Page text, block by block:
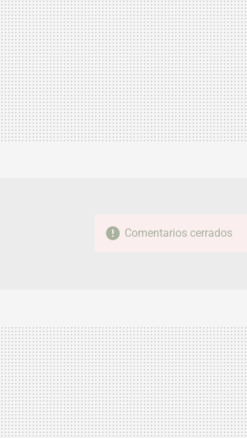
Comentarios cerrados